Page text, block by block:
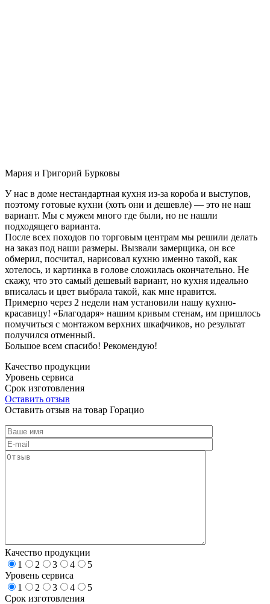
Мария и Григорий Бурковы
У нас в доме нестандартная кухня из-за короба и выступов,
поэтому готовые кухни (хоть они и дешевле) — это не наш
вариант. Мы с мужем много где были, но не нашли
подходящего варианта.
После всех походов по торговым центрам мы решили делать
на заказ под наши размеры. Вызвали замерщика, он все
обмерил, посчитал, нарисовал кухню именно такой, как
хотелось, и картинка в голове сложилась окончательно. Не
скажу, что это самый дешевый вариант, но кухня идеально
вписалась и цвет выбрала такой, как мне нравится.
Примерно через 2 недели нам установили нашу кухню-
красавицу! «Благодаря» нашим кривым стенам, им пришлось
помучиться с монтажом верхних шкафчиков, но результат
получился отменный.
Большое всем спасибо! Рекомендую!
Качество продукции
Уровень сервиса
Срок изготовления
Оставить отзыв
Оставить отзыв на товар Горацио
Качество продукции
1
2 3 4
5
Уровень сервиса
1
2 3 4
5
Срок изготовления